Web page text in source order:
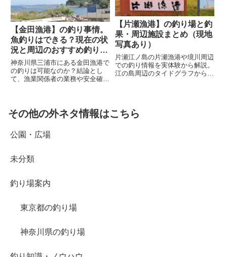
【金田漁港】の釣り事情。
魚釣りはできる？現在の状
況と周辺のおすすめ釣り場
情報
神奈川県三浦市にある金田漁港で
の釣りは可能なのか？結論とし
て、漁業関係者の業務や安全確保
や、金田湾でのボート釣りなどの
おすすめ代替案も紹介します。
【片瀬漁港】の釣り場と釣
果・周辺施設まとめ（現地
写真あり）
片瀬江ノ島の片瀬漁港や境川周辺
での釣り情報を実体験から解説。
江の島周辺のタイドグラフから、
場ガイドです。
その他の外ネタ情報はこちら
公園・広場
未分類
釣り場案内
東京都の釣り場
神奈川県の釣り場